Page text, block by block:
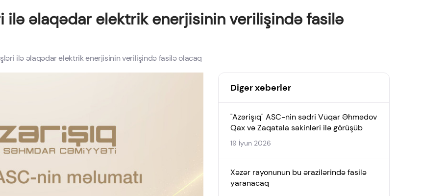
əlaqədar elektrik enerjisinin verilişində fasilə
ilə əlaqədar elektrik enerjisinin verilişində fasilə olacaq
Digər xəbərlər
"Azərişıq" ASC-nin sədri Vüqar Əhmədov
Qax və Zaqatala sakinləri ilə görüşüb
19 İyun 2026
Xəzər rayonunun bu ərazilərində fasilə
yaranacaq